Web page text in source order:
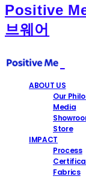
Positive
브웨어
ABOUT US
Our
Media
Store
IMPACT
Process
Fabrics